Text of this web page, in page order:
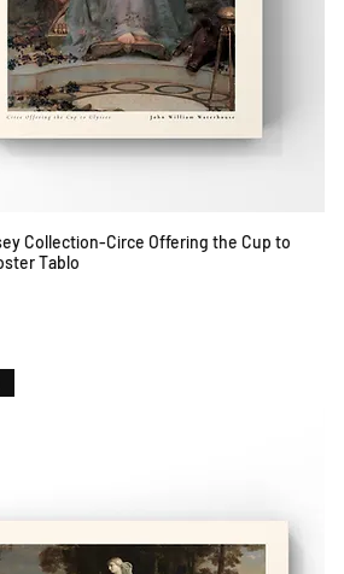
Hızlı Bakış
Collection-Circe Offering the Cup to
Tablo